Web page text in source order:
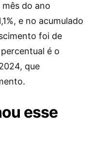
do ano
e no acumulado
foi de
é o
que
esse